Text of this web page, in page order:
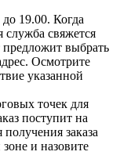
до 19.00. Когда
служба свяжется
предложит выбрать
Осмотрите
указанной
точек для
поступит на
заказа
и назовите